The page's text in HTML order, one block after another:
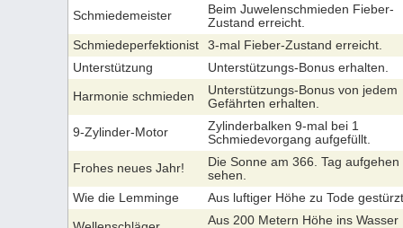
Schmiedemeister
Beim Juwelenschmieden Fieber-
Zustand erreicht.
Schmiedeperfektionist
3-mal Fieber-Zustand erreicht.
Unterstützung
Unterstützungs-Bonus erhalten.
Harmonie schmieden
Unterstützungs-Bonus von jedem
Gefährten erhalten.
9-Zylinder-Motor
Zylinderbalken 9-mal bei 1
Schmiedevorgang aufgefüllt.
Frohes neues Jahr!
Die Sonne am 366. Tag aufgehen
sehen.
Wie die Lemminge
Aus luftiger Höhe zu Tode
Aus 200 Metern Höhe ins Wasser